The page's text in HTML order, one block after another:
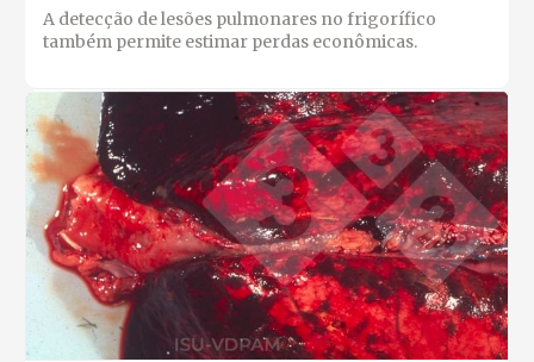
A detecção de lesões pulmonares no frigorífico
também permite estimar perdas econômicas.